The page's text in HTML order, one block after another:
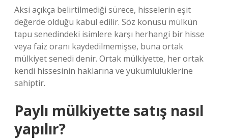
Aksi açıkça belirtilmediği sürece, hisselerin eşit
değerde olduğu kabul edilir. Söz konusu mülkün
tapu senedindeki isimlere karşı herhangi bir hisse
veya faiz oranı kaydedilmemişse, buna ortak
mülkiyet senedi denir. Ortak mülkiyette, her ortak
kendi hissesinin haklarına ve yükümlülüklerine
sahiptir.
Paylı mülkiyette satış nasıl
yapılır?